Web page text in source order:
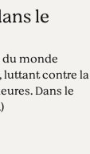
le
monde
luttant contre la
Dans le